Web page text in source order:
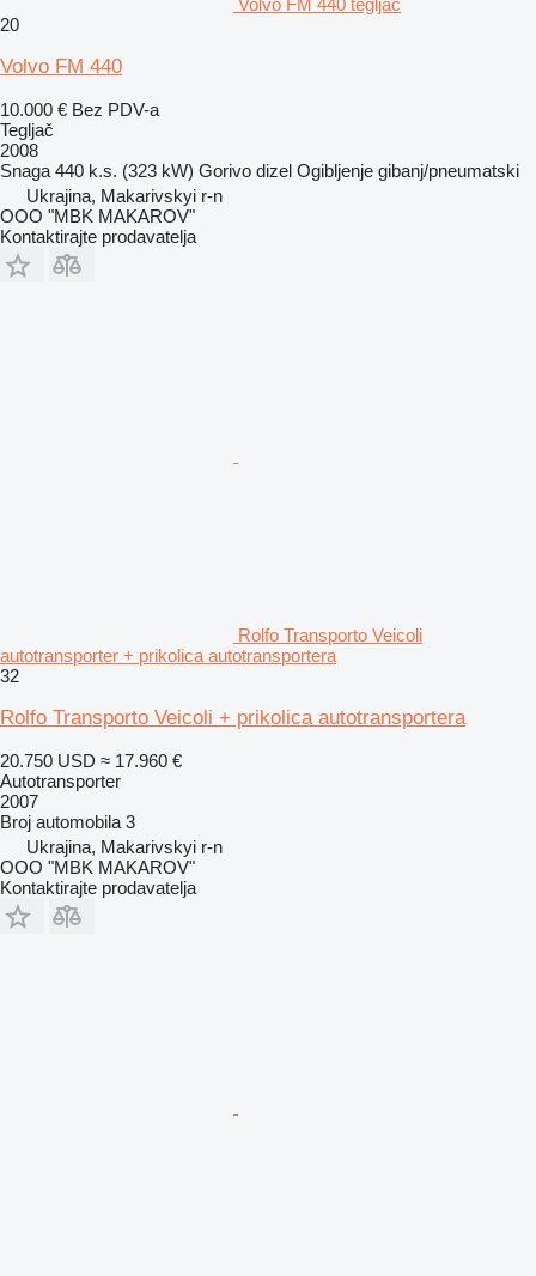
Volvo FM 440 tegljač
20
Volvo FM 440
10.000 € Bez PDV-a
Tegljač
2008
Snaga 440 k.s. (323 kW) Gorivo dizel Ogibljenje gibanj/pneumatski
Ukrajina, Makarivskyi r-n
OOO "MBK MAKAROV"
Kontaktirajte prodavatelja
Rolfo Transporto Veicoli
autotransporter + prikolica autotransportera
32
Rolfo Transporto Veicoli + prikolica autotransportera
20.750 USD ≈ 17.960 €
Autotransporter
2007
Broj automobila 3
Ukrajina, Makarivskyi r-n
OOO "MBK MAKAROV"
Kontaktirajte prodavatelja